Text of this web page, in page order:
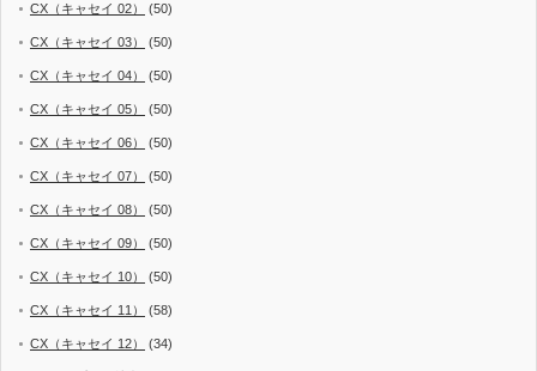
CX（キャセイ 02） (50)
CX（キャセイ 03） (50)
CX（キャセイ 04） (50)
CX（キャセイ 05） (50)
CX（キャセイ 06） (50)
CX（キャセイ 07） (50)
CX（キャセイ 08） (50)
CX（キャセイ 09） (50)
CX（キャセイ 10） (50)
CX（キャセイ 11） (58)
CX（キャセイ 12） (34)